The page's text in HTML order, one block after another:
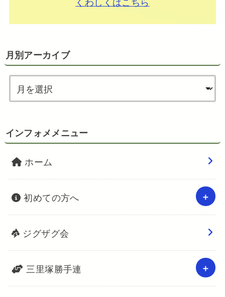
月別アーカイブ
インフォメメニュー
ホーム
初めての方へ
ジグザグ会
三里塚勝手連